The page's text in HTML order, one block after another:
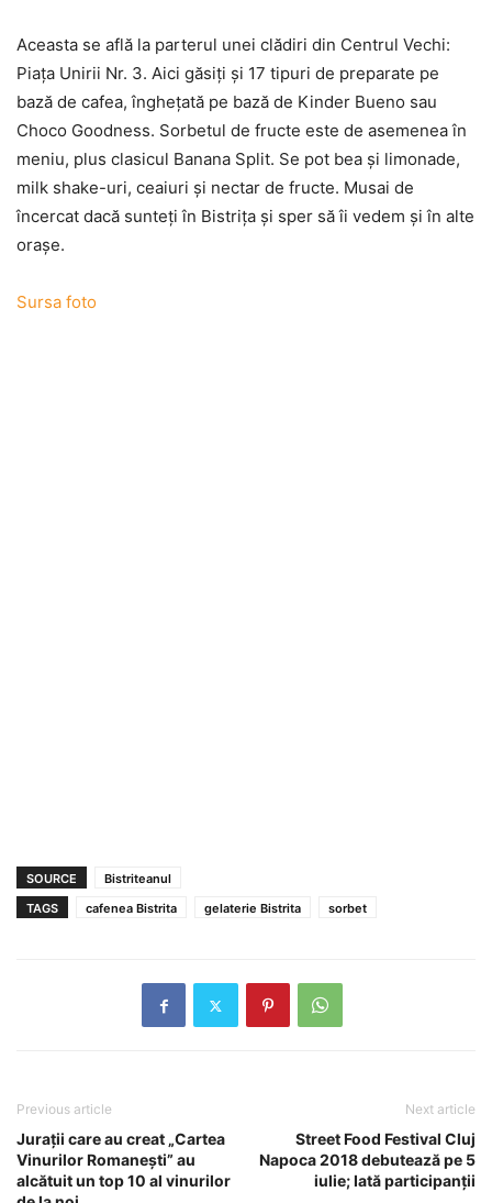
Aceasta se află la parterul unei clădiri din Centrul Vechi:
Piaţa Unirii Nr. 3. Aici găsiţi şi 17 tipuri de preparate pe
bază de cafea, îngheţată pe bază de Kinder Bueno sau
Choco Goodness. Sorbetul de fructe este de asemenea în
meniu, plus clasicul Banana Split. Se pot bea şi limonade,
milk shake-uri, ceaiuri şi nectar de fructe. Musai de
încercat dacă sunteţi în Bistriţa şi sper să îi vedem şi în alte
oraşe.
Sursa foto
SOURCE
Bistriteanul
TAGS
cafenea Bistrita gelaterie Bistrita sorbet
Previous article
Juraţii care au creat „Cartea
Vinurilor Romaneşti” au
alcătuit un top 10 al vinurilor
Next article
Street Food Festival Cluj
Napoca 2018 debutează pe 5
iulie; Iată participanţii